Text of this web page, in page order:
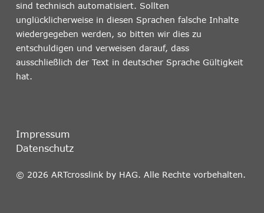
sind technisch automatisiert. Sollten
unglücklicherweise in diesen Sprachen falsche Inhalte
wiedergegeben werden, so bitten wir dies zu
entschuldigen und verweisen darauf, dass
ausschließlich der Text in deutscher Sprache Gültigkeit
hat.
Impressum
Datenschutz
© 2026 ARTcrosslink by HAG. Alle Rechte vorbehalten.